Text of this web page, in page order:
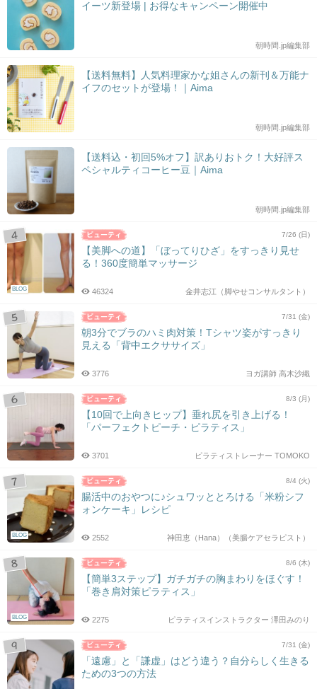
イーツ新登場 | お得なキャンペーン開催中
朝時間.jp編集部
【送料無料】人気料理家かな姐さんの新刊＆万能ナ
イフのセットが登場！｜Aima
朝時間.jp編集部
【送料込・初回5%オフ】訳ありおトク！大好評ス
ペシャルティコーヒー豆｜Aima
朝時間.jp編集部
BLOG
7/26 (日)
【美脚への道】「ぼってりひざ」をすっきり見せ
る！360度簡単マッサージ
金井志江（脚やせコンサルタント）
46324
7/31 (金)
朝3分でブラのハミ肉対策！Tシャツ姿がすっきり
見える「背中エクササイズ」
ヨガ講師 高木沙織
3776
8/3 (月)
【10回で上向きヒップ】垂れ尻を引き上げる！
「パーフェクトピーチ・ピラティス」
ピラティストレーナー TOMOKO
3701
BLOG
8/4 (火)
腸活中のおやつに♪シュワッととろける「米粉シフ
ォンケーキ」レシピ
神田恵（Hana）（美腸ケアセラピスト）
2552
BLOG
8/6 (木)
【簡単3ステップ】ガチガチの胸まわりをほぐす！
「巻き肩対策ピラティス」
ピラティスインストラクター 澤田みのり
2275
7/31 (金)
「遠慮」と「謙虚」はどう違う？自分らしく生きる
ための3つの方法